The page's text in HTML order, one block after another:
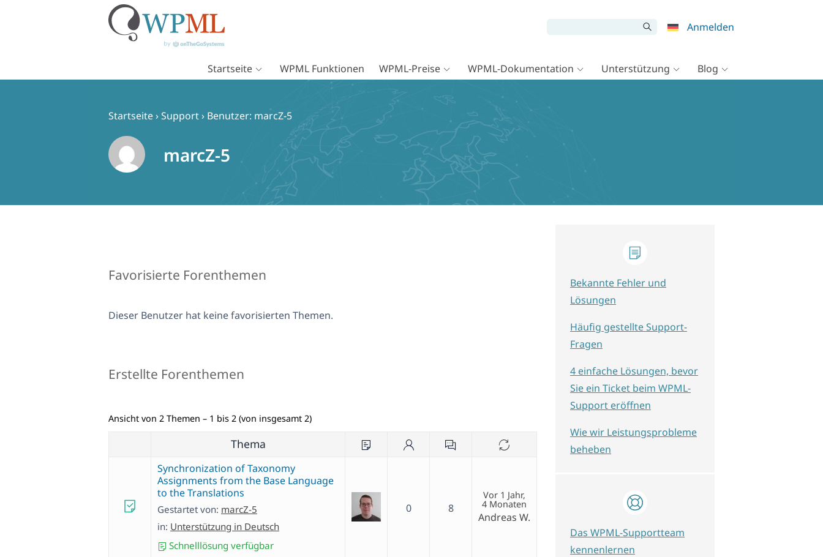
Anmelden
Startseite WPML Funktionen WPML-Preise WPML-Dokumentation Unterstützung Blog
Startseite›Support› Benutzer: marcZ-5
marcZ-5
Favorisierte Forenthemen
Dieser Benutzer hat keine favorisierten Themen.
Erstellte Forenthemen
Ansicht von 2 Themen – 1 bis 2 (von insgesamt 2)
Thema
Synchronization of Taxonomy
Assignments from the Base Language
to the Translations
Gestartet von: marcZ-5
in: Unterstützung in Deutsch
Schnelllösung verfügbar
0 8
Vor 1 Jahr,
4 Monaten
Andreas W.
Bekannte Fehler und
Lösungen
Häufig gestellte Support-
Fragen
4 einfache Lösungen, bevor
Sie ein Ticket beim WPML-
Support eröffnen
Wie wir Leistungsprobleme
beheben
Das WPML-Supportteam
kennenlernen